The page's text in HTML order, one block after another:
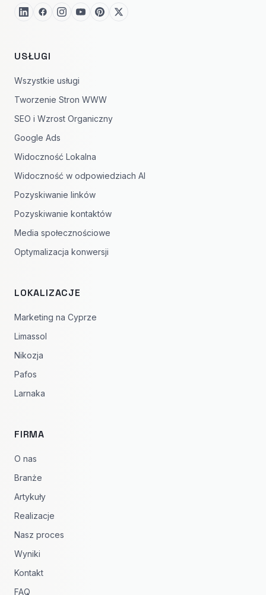
USŁUGI
Wszystkie usługi
Tworzenie Stron WWW
SEO i Wzrost Organiczny
Google Ads
Widoczność Lokalna
Widoczność w odpowiedziach AI
Pozyskiwanie linków
Pozyskiwanie kontaktów
Media społecznościowe
Optymalizacja konwersji
LOKALIZACJE
Marketing na Cyprze
Limassol
Nikozja
Pafos
Larnaka
FIRMA
O nas
Branże
Artykuły
Realizacje
Nasz proces
Wyniki
Kontakt
FAQ